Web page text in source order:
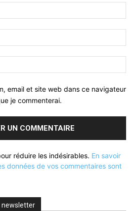
:*
:*
:
email et site web dans ce navigateur
je commenterai.
réduire les indésirables. En savoir
données de vos commentaires sont
newsletter